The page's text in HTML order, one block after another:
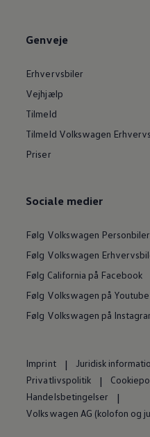
Genveje
Erhvervsbiler
Vejhjælp
Tilmeld
Tilmeld Volkswagen
Priser
Sociale medier
Følg Volkswagen
Følg Volkswagen
Følg California på Facebook
Følg Volkswagen på Youtube
Følg Volkswagen på
Imprint Juridisk
Privatlivspolitik
Handelsbetingelser
Volkswagen AG (kolofon og